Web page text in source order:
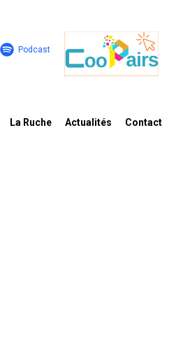
Podcast
La Ruche Actualités Contact